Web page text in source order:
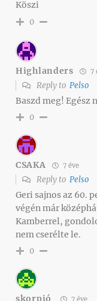
Köszi
0
Highlanders 7
Reply to Pelso
Baszd meg! Egész
0
CSAKA 7 éve
Reply to Pelso
Geri sajnos az 60.
végén már
Kamberrel,
nem cserélte le.
0
skorpió 7 éve